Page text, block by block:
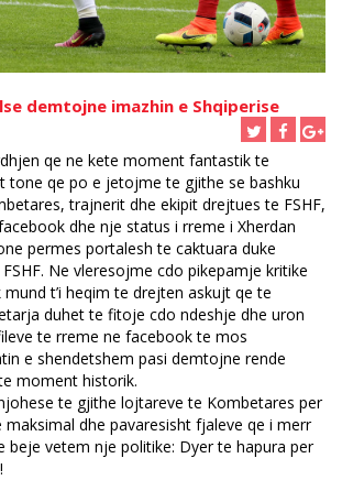
demtojne imazhin e Shqiperise
qe ne kete moment fantastik te
tone qe po e jetojme te gjithe se bashku
trajnerit dhe ekipit drejtues te FSHF,
dhe nje status i rreme i Xherdan
permes portalesh te caktuara duke
Ne vleresojme cdo pikepamje kritike
t’i heqim te drejten askujt qe te
duhet te fitoje cdo ndeshje dhe uron
te rreme ne facebook te mos
e shendetshem pasi demtojne rende
moment historik.
te gjithe lojtareve te Kombetares per
dhe pavaresisht fjaleve qe i merr
beje vetem nje politike: Dyer te hapura per